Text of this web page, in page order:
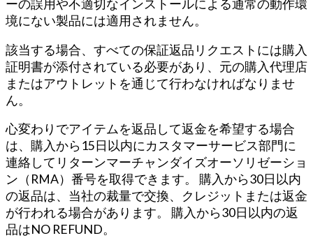
ーの誤用や不適切なインストールによる通常の動作環
境にない製品には適用されません。
該当する場合、すべての保証返品リクエストには購入
証明書が添付されている必要があり、元の購入代理店
またはアウトレットを通じて行わなければなりませ
ん。
心変わりでアイテムを返品して返金を希望する場合
は、購入から15日以内にカスタマーサービス部門に
連絡してリターンマーチャンダイズオーソリゼーショ
ン（RMA）番号を取得できます。 購入から30日以内
の返品は、当社の裁量で交換、クレジットまたは返金
が行われる場合があります。 購入から30日以内の返
品はNO REFUND。